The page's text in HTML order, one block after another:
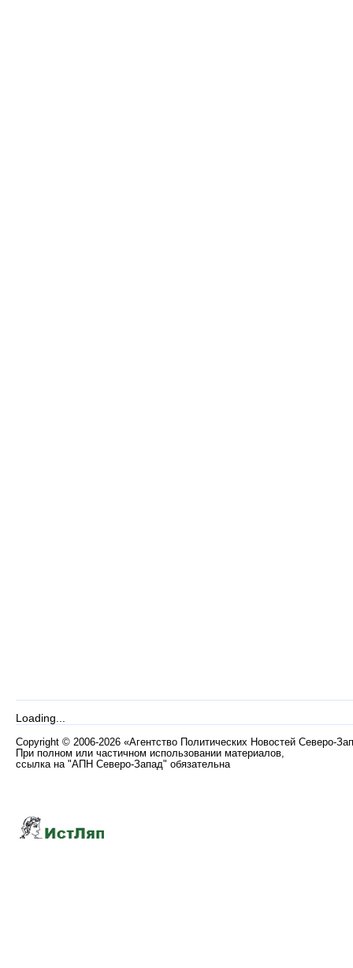
Loading...
Copyright © 2006-2026 «Агентство Политических Новостей Северо-
При полном или частичном использовании материалов,
ссылка на "АПН Северо-Запад" обязательна